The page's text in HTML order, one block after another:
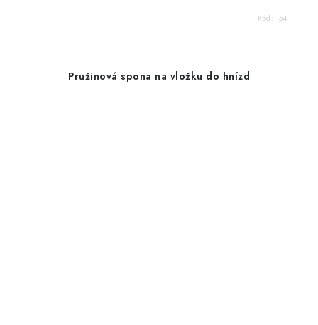
Kód: 154
Pružinová spona na vložku do hnízd